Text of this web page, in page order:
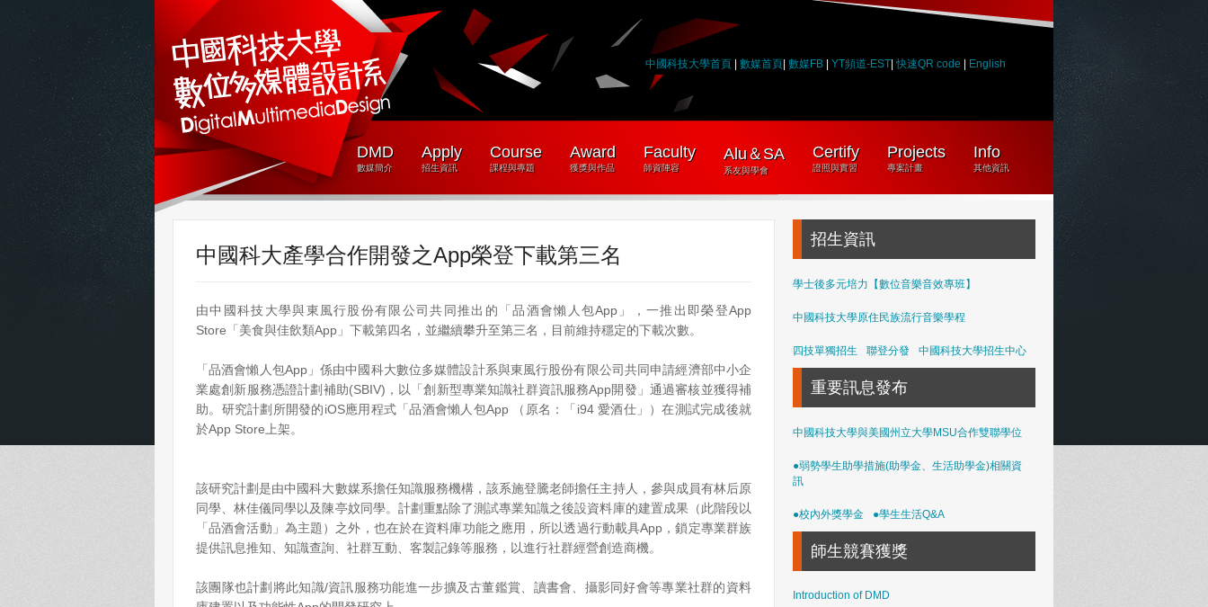
中國科技大學首頁 數媒首頁 數媒FB YT頻道-EST |快速QR code English
DMD
數媒簡介
Apply
招生資訊
Course
課程與專題
Award
獲獎與作品
Faculty
師資陣容
Alu＆SA
系友與學會
Certify
證照與實習
Projects
專案計畫
Info
其他資訊
中國科大產學合作開發之App榮登下載第三名
由中國科技大學與東風行股份有限公司共同推出的「品酒會懶人包App」，一推出即榮登App
Store「美食與佳飲類App」下載第四名，並繼續攀升至第三名，目前維持穩定的下載次數。
「品酒會懶人包App」係由中國科大數位多媒體設計系與東風行股份有限公司共同申請經濟部中小企
業處創新服務憑證計劃補助(SBIV)，以「創新型專業知識社群資訊服務App開發」通過審核並獲得補
助。研究計劃所開發的iOS應用程式「品酒會懶人包App （原名：「i94 愛酒仕」）在測試完成後就
於App Store上架。
該研究計劃是由中國科大數媒系擔任知識服務機構，該系施登騰老師擔任主持人，參與成員有林后原
同學、林佳儀同學以及陳亭妏同學。計劃重點除了測試專業知識之後設資料庫的建置成果（此階段以
「品酒會活動」為主題）之外，也在於在資料庫功能之應用，所以透過行動載具App，鎖定專業群族
提供訊息推知、知識查詢、社群互動、客製記錄等服務，以進行社群經營創造商機。
該團隊也計劃將此知識/資訊服務功能進一步擴及古董鑑賞、讀書會、攝影同好會等專業社群的資料
招生資訊
學士後多元培力【數位音樂音效專班】
中國科技大學原住民族流行音樂學程
四技單獨招生 聯登分發 中國科技大學招生中心
重要訊息發布
中國科技大學與美國州立大學MSU合作雙聯學位
●弱勢學生助學措施(助學金、生活助學金)相關資
訊
●校內外獎學金 ●學生生活Q&A
師生競賽獲獎
Introduction of DMD